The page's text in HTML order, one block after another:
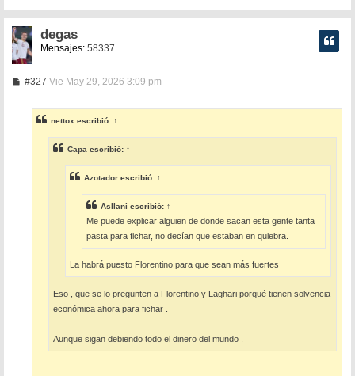
degas
Mensajes:58337
#327M
s
a
Vie May 29, 2026 3:09 pm
nettox escribió: ↑
Capa escribió: ↑
Azotador escribió: ↑
Asllani escribió: ↑
Me puede explicar alguien de donde sacan esta gente tanta
pasta para fichar, no decían que estaban en quiebra.
La habrá puesto Florentino para que sean más fuertes
Eso , que se lo pregunten a Florentino y Laghari porqué tienen solvencia
económica ahora para fichar .
Aunque sigan debiendo todo el dinero del mundo .